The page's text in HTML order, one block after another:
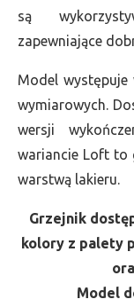
są
zapewniające
Model
wymiarowych.
wersji
wariancie Loft to
warstwą lakieru.
Grzejnik
kolory z palety
Model